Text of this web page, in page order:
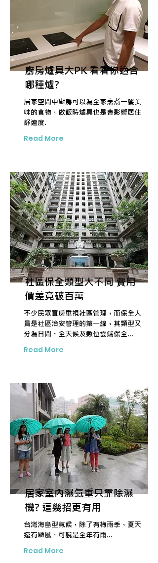
廚房爐具大PK 看看你適合
哪種爐?
居家空間中廚房可以為全家烹煮一餐美
味的食物，做飯時爐具也是會影響居住
舒適度.
Read More
社區保全類型大不同 費用
價差竟破百萬
不少民眾買房重視社區管理，而保全人
員是社區治安管理的第一線，其類型又
分為日間、全天候及數位雲端保全...
Read More
居家室內濕氣重只靠除濕
機? 這幾招更有用
台灣海島型氣候，除了有梅雨季，夏天
還有颱風，可說是全年有雨...
Read More